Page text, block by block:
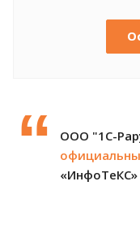
ООО "1С-
«ИнфоТеКС»